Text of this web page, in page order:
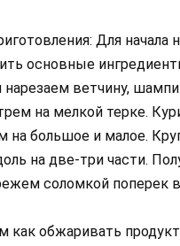
Для начала
основные
нарезаем ветчину,
на мелкой терке.
на большое и малое.
на две-три части.
соломкой поперек
как обжаривать